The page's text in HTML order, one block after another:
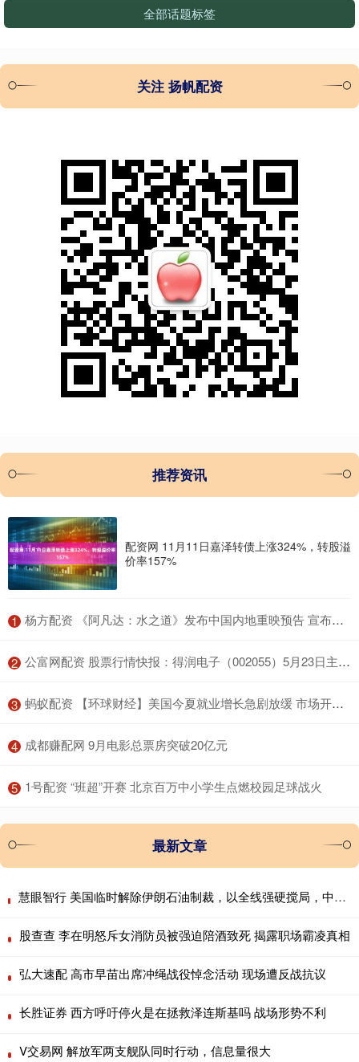
全部话题标签
关注 扬帆配资
推荐资讯
配资网 11月11日嘉泽转债上涨324%，转股溢
价率157%
1 ​杨方配资 《阿凡达：水之道》发布中国内地重映预告 宣布将于10.3
2 ​公富网配资 股票行情快报：得润电子（002055）5月23日主力资金净卖出354.20万元
3 ​蚂蚁配资 【环球财经】美国今夏就业增长急剧放缓 市场开始定价9月降息50个基点可能性
4 ​成都赚配网 9月电影总票房突破20亿元
5 ​1号配资 “班超”开赛 北京百万中小学生点燃校园足球战火
最新文章
慧眼智行 美国临时解除伊朗石油制裁，以全线强硬搅局，中东格局彻底撕裂 60天豁免与核查重启
股查查 李在明怒斥女消防员被强迫陪酒致死 揭露职场霸凌真相
弘大速配 高市早苗出席冲绳战役悼念活动 现场遭反战抗议
长胜证券 西方呼吁停火是在拯救泽连斯基吗 战场形势不利
V交易网 解放军两支舰队同时行动，信息量很大